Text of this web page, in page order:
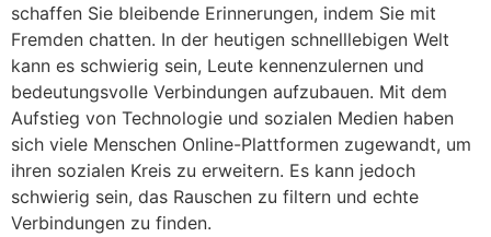
schaffen Sie bleibende Erinnerungen, indem Sie mit
Fremden chatten. In der heutigen schnelllebigen Welt
kann es schwierig sein, Leute kennenzulernen und
bedeutungsvolle Verbindungen aufzubauen. Mit dem
Aufstieg von Technologie und sozialen Medien haben
sich viele Menschen Online-Plattformen zugewandt, um
ihren sozialen Kreis zu erweitern. Es kann jedoch
schwierig sein, das Rauschen zu filtern und echte
Verbindungen zu finden.